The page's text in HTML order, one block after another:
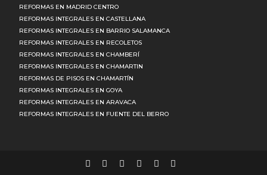
REFORMAS EN MADRID CENTRO
REFORMAS INTEGRALES EN CASTELLANA
REFORMAS INTEGRALES EN BARRIO SALAMANCA
REFORMAS INTEGRALES EN RECOLETOS
REFORMAS INTEGRALES EN CHAMBERÍ
REFORMAS INTEGRALES EN CHAMARTIN
REFORMAS DE PISOS EN CHAMARTÍN
REFORMAS INTEGRALES EN GOYA
REFORMAS INTEGRALES EN ARAVACA
REFORMAS INTEGRALES EN FUENTE DEL BERRO